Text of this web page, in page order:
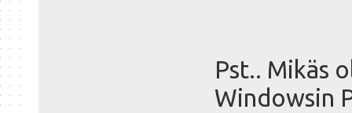
Pst.. Mikäs
Windowsin